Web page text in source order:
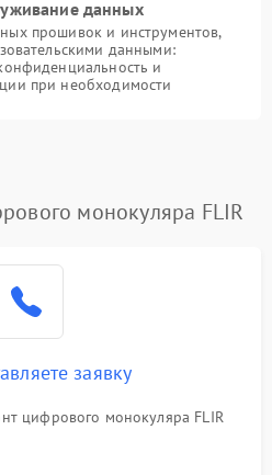
данных
прошивок и инструментов,
данными:
и
при необходимости
монокуляра FLIR
заявку
цифрового монокуляра FLIR